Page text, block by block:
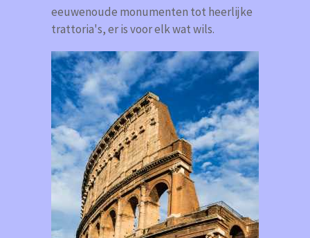
eeuwenoude monumenten tot heerlijke
trattoria's, er is voor elk wat wils.